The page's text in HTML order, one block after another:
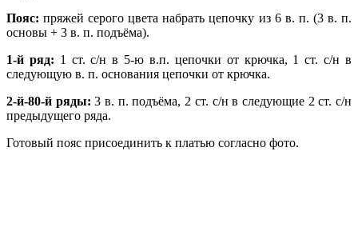
Пояс: пряжей серого цвета набрать цепочку из 6 в. п. (3 в. п.
основы + 3 в. п. подъёма).
1-й ряд: 1 ст. с/н в 5-ю в.п. цепочки от крючка, 1 ст. с/н в
следующую в. п. основания цепочки от крючка.
2-й-80-й ряды: 3 в. п. подъёма, 2 ст. с/н в следующие 2 ст. с/н
предыдущего ряда.
Готовый пояс присоединить к платью согласно фото.